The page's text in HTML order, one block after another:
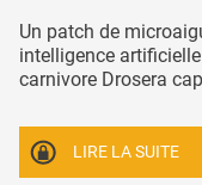
Un patch de
intelligence
carnivore Drosera
LIRE LA SUITE